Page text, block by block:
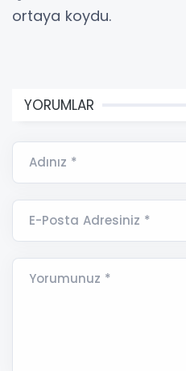
ortaya koydu.
YORUMLAR
Adınız *
E-Posta Adresiniz *
Yorumunuz *